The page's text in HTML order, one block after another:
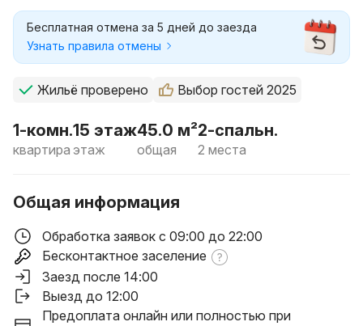
Бесплатная отмена за 5 дней до заезда
Узнать правила отмены
Жильё проверено Выбор гостей 2025
1-комн.
квартира
15 этаж
этаж
45.0 м²
общая
2-спальн.
2 места
Общая информация
Обработка заявок с 09:00 до 22:00
Бесконтактное заселение
Заезд после 14:00
Выезд до 12:00
Предоплата онлайн или полностью при